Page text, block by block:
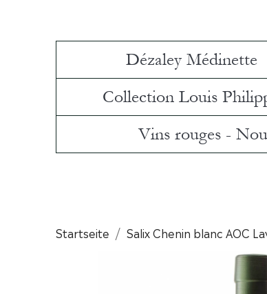
Dézaley Médinette
Collection Louis
Vins rouges -
Startseite Salix Chenin blanc AOC